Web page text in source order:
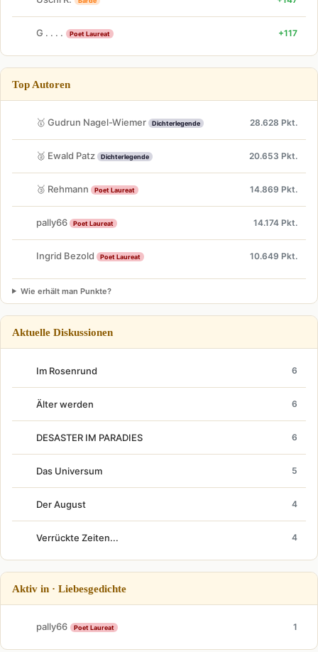
G . . . . Poet Laureat +117
Top Autoren
🥇 Gudrun Nagel-Wiemer Dichterlegende 28.628 Pkt.
🥈 Ewald Patz Dichterlegende 20.653 Pkt.
🥉 Rehmann Poet Laureat 14.869 Pkt.
pally66 Poet Laureat 14.174 Pkt.
Ingrid Bezold Poet Laureat 10.649 Pkt.
Wie erhält man Punkte?
Aktuelle Diskussionen
Im Rosenrund 6
Älter werden 6
DESASTER IM PARADIES 6
Das Universum 5
Der August 4
Verrückte Zeiten... 4
Aktiv in · Liebesgedichte
pally66 Poet Laureat 1